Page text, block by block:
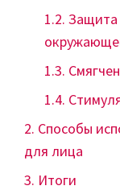
Защита
Способы
для лица
Итоги